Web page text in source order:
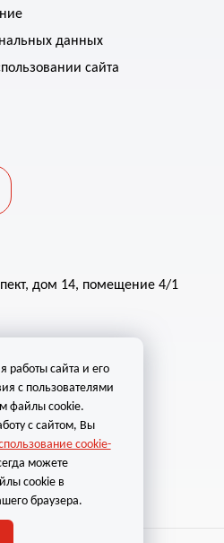
данных
сайта
дом 14, помещение 4/1
работы сайта и его
с пользователями
файлы cookie.
с сайтом, Вы
cookie-
можете
cookie в
браузера.